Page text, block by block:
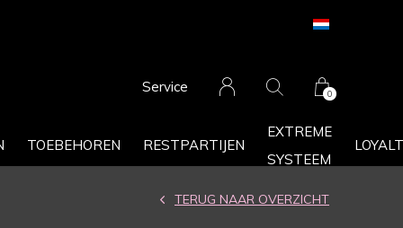
TOEBEHOREN RESTPARTIJEN
EXTREME
SYSTEEM
Service 0
TERUG NAAR OVERZICHT